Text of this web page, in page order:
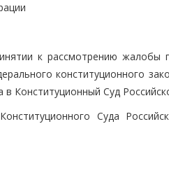
к рассмотрению жалобы
конституционного
Конституционный Суд
Суда